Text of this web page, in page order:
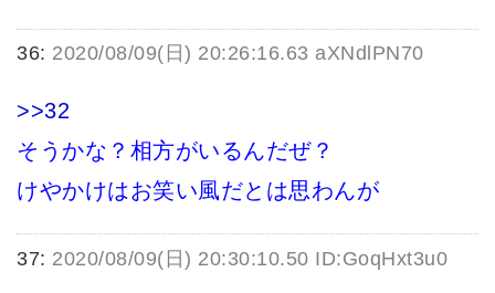
36: 2020/08/09(日) 20:26:16.63 aXNdlPN70
>>32
そうかな？相方がいるんだぜ？
けやかけはお笑い風だとは思わんが
37: 2020/08/09(日) 20:30:10.50 ID:GoqHxt3u0